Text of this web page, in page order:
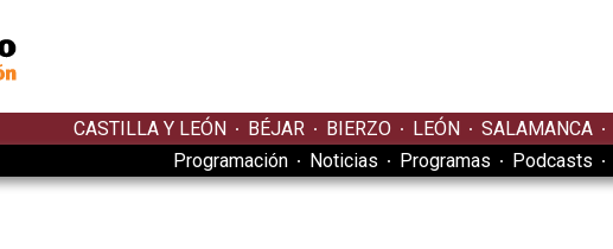
CASTILLA Y LEÓN BÉJAR BIERZO LEÓN SALAMANCA
Programación
Noticias Programas Podcasts